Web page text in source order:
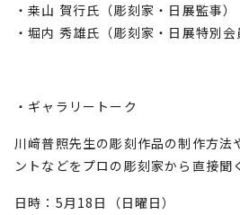
・桒山 賀行氏（彫刻家・日展監事）
・堀内 秀雄氏（彫刻家・日展特別会
・ギャラリートーク
川﨑普照先生の彫刻作品の制作方法
ントなどをプロの彫刻家から直接聞
日時：5月18日（日曜日）